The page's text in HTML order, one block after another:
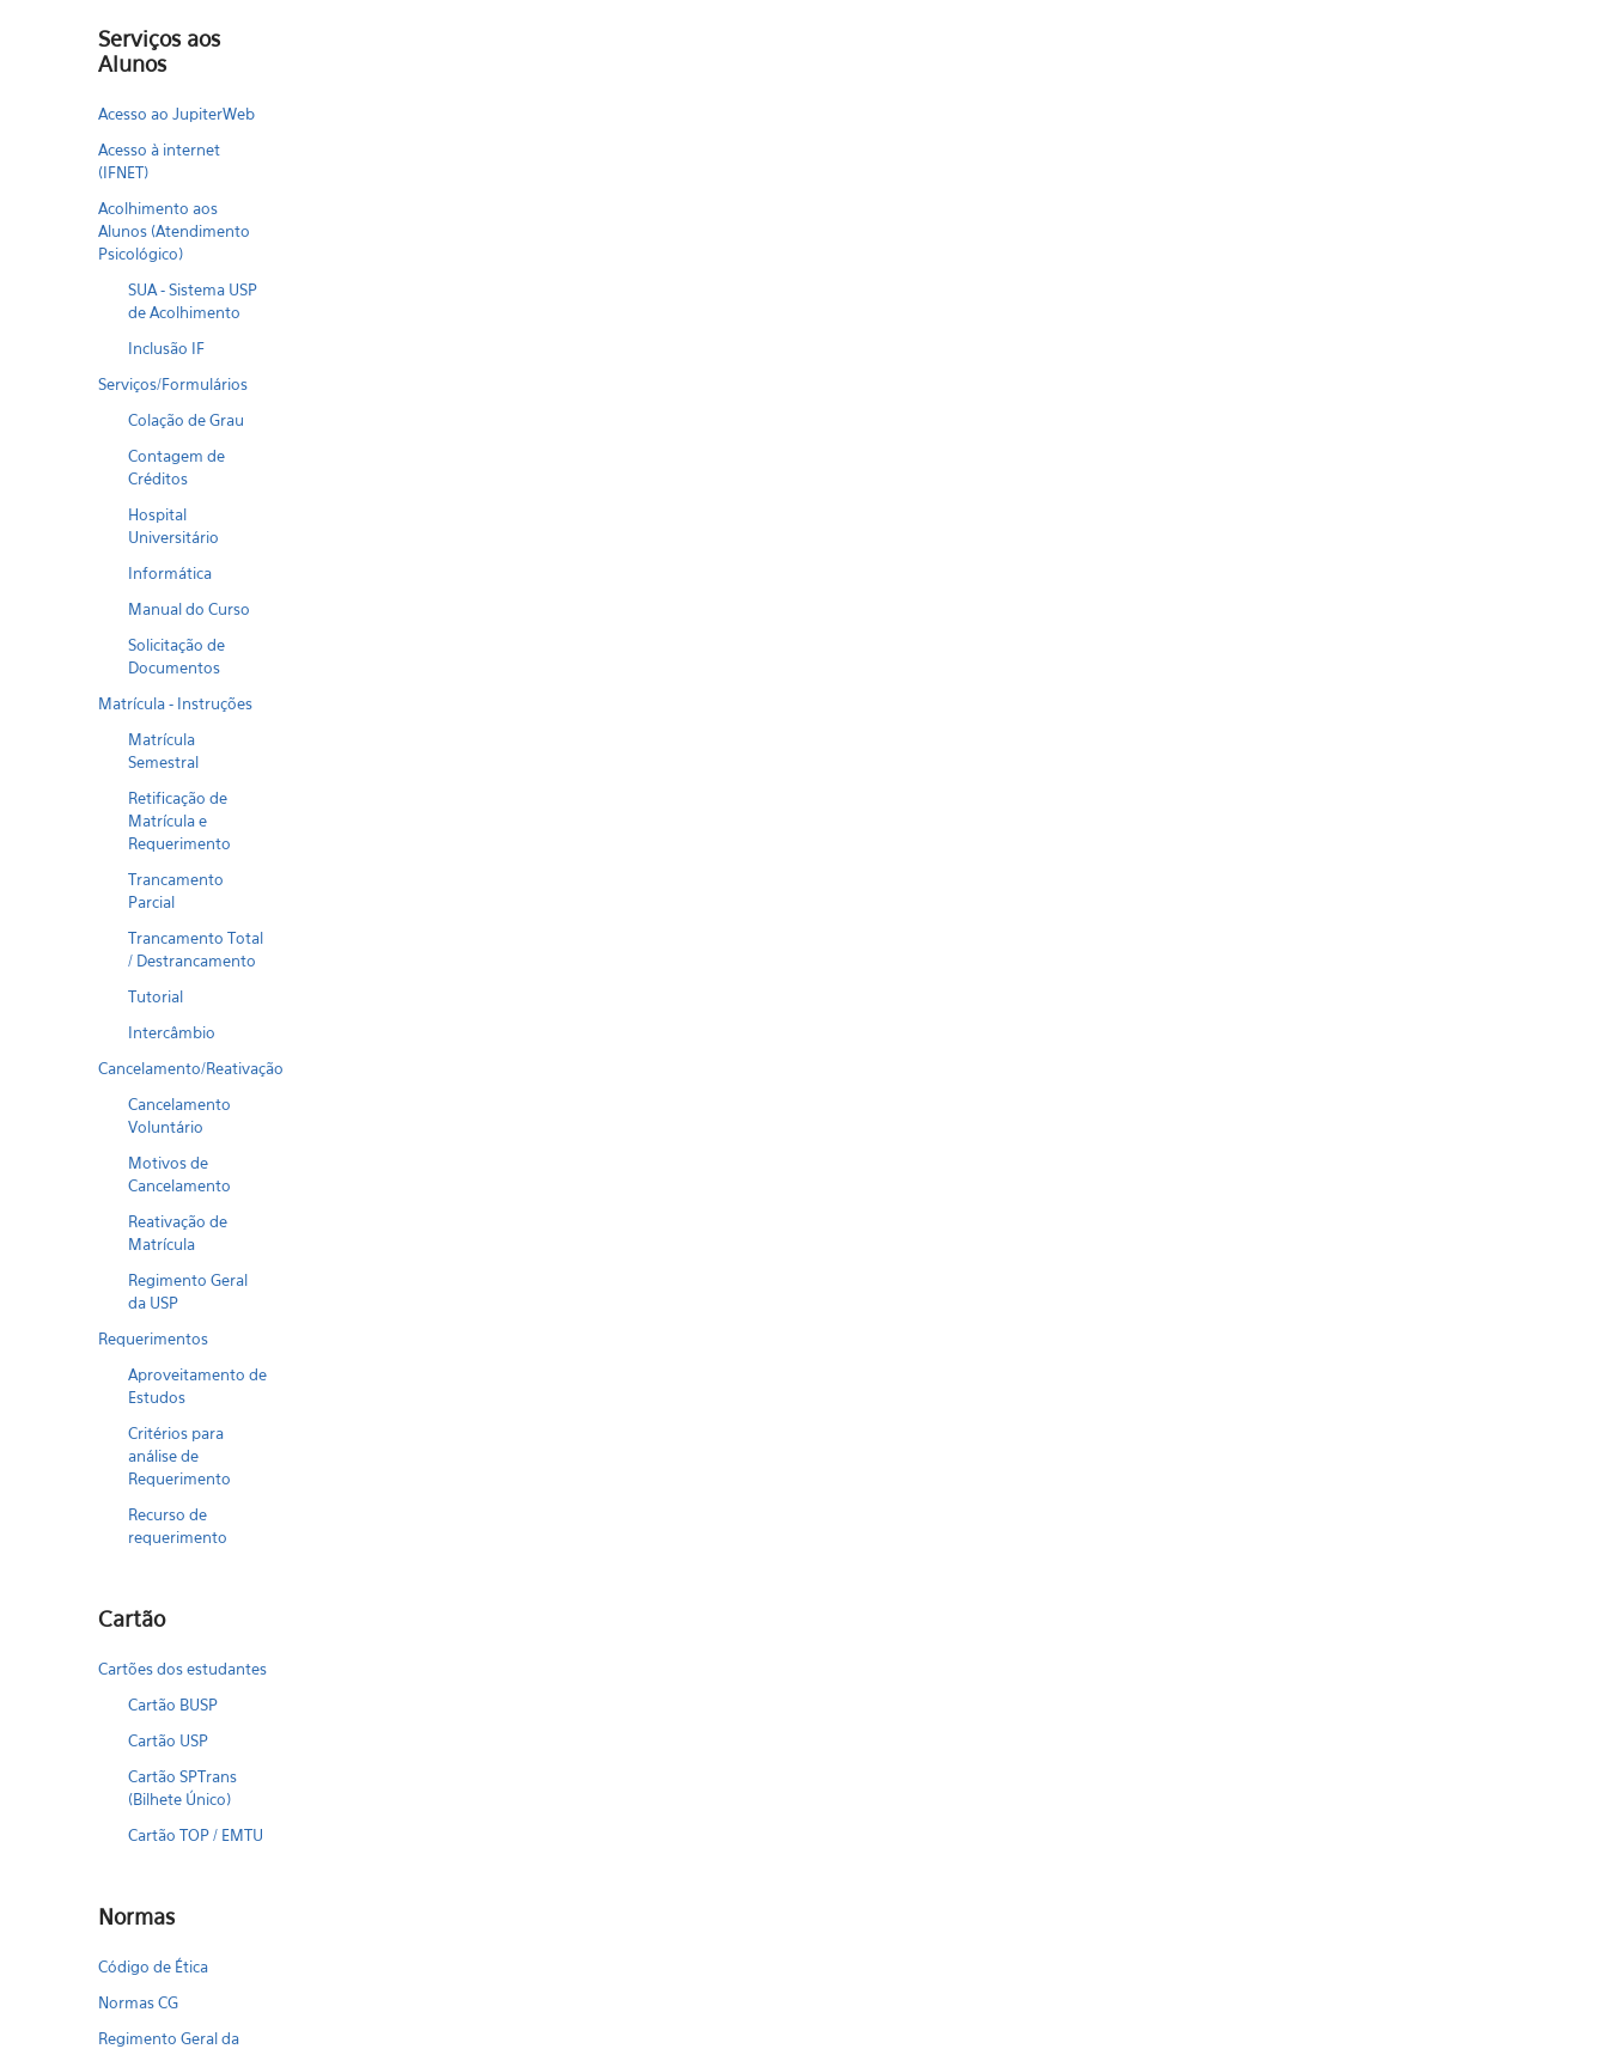
Serviços aos
Alunos
Acesso ao JupiterWeb
Acesso à internet
(IFNET)
Acolhimento aos
Alunos (Atendimento
Psicológico)
SUA - Sistema USP
de Acolhimento
Inclusão IF
Serviços/Formulários
Colação de Grau
Contagem de
Créditos
Hospital
Universitário
Informática
Manual do Curso
Solicitação de
Documentos
Matrícula - Instruções
Matrícula
Semestral
Retificação de
Matrícula e
Requerimento
Trancamento
Parcial
Trancamento Total
/ Destrancamento
Tutorial
Intercâmbio
Cancelamento/Reativação
Cancelamento
Voluntário
Motivos de
Cancelamento
Reativação de
Matrícula
Regimento Geral
da USP
Requerimentos
Aproveitamento de
Estudos
Critérios para
análise de
Requerimento
Recurso de
requerimento
Cartão
Cartões dos estudantes
Cartão BUSP
Cartão USP
Cartão SPTrans
(Bilhete Único)
Cartão TOP / EMTU
Normas
Código de Ética
Normas CG
Regimento Geral da